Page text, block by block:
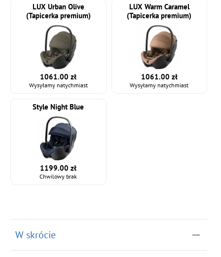
LUX Urban Olive
(Tapicerka premium)
1061.00 zł
Wysyłamy natychmiast
LUX Warm Caramel
(Tapicerka premium)
1061.00 zł
Wysyłamy natychmiast
Style Night Blue
1199.00 zł
Chwilowy brak
W skrócie